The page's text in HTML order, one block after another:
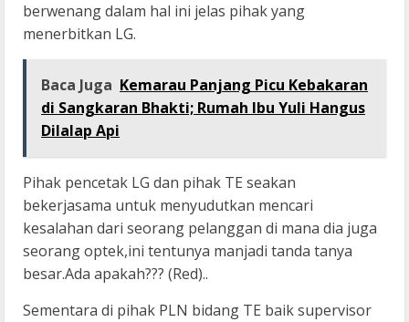
berwenang dalam hal ini jelas pihak yang
menerbitkan LG.
Baca Juga Kemarau Panjang Picu Kebakaran
di Sangkaran Bhakti; Rumah Ibu Yuli Hangus
Dilalap Api
Pihak pencetak LG dan pihak TE seakan
bekerjasama untuk menyudutkan mencari
kesalahan dari seorang pelanggan di mana dia juga
seorang optek,ini tentunya manjadi tanda tanya
besar.Ada apakah??? (Red)..
Sementara di pihak PLN bidang TE baik supervisor